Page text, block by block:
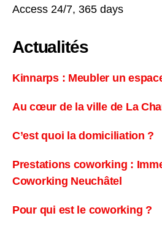
Access 24/7, 365 days
Actualités
Kinnarps : Meubler un
Au cœur de la ville de La
C’est quoi la domiciliation ?
Prestations coworking :
Coworking Neuchâtel
Pour qui est le coworking ?